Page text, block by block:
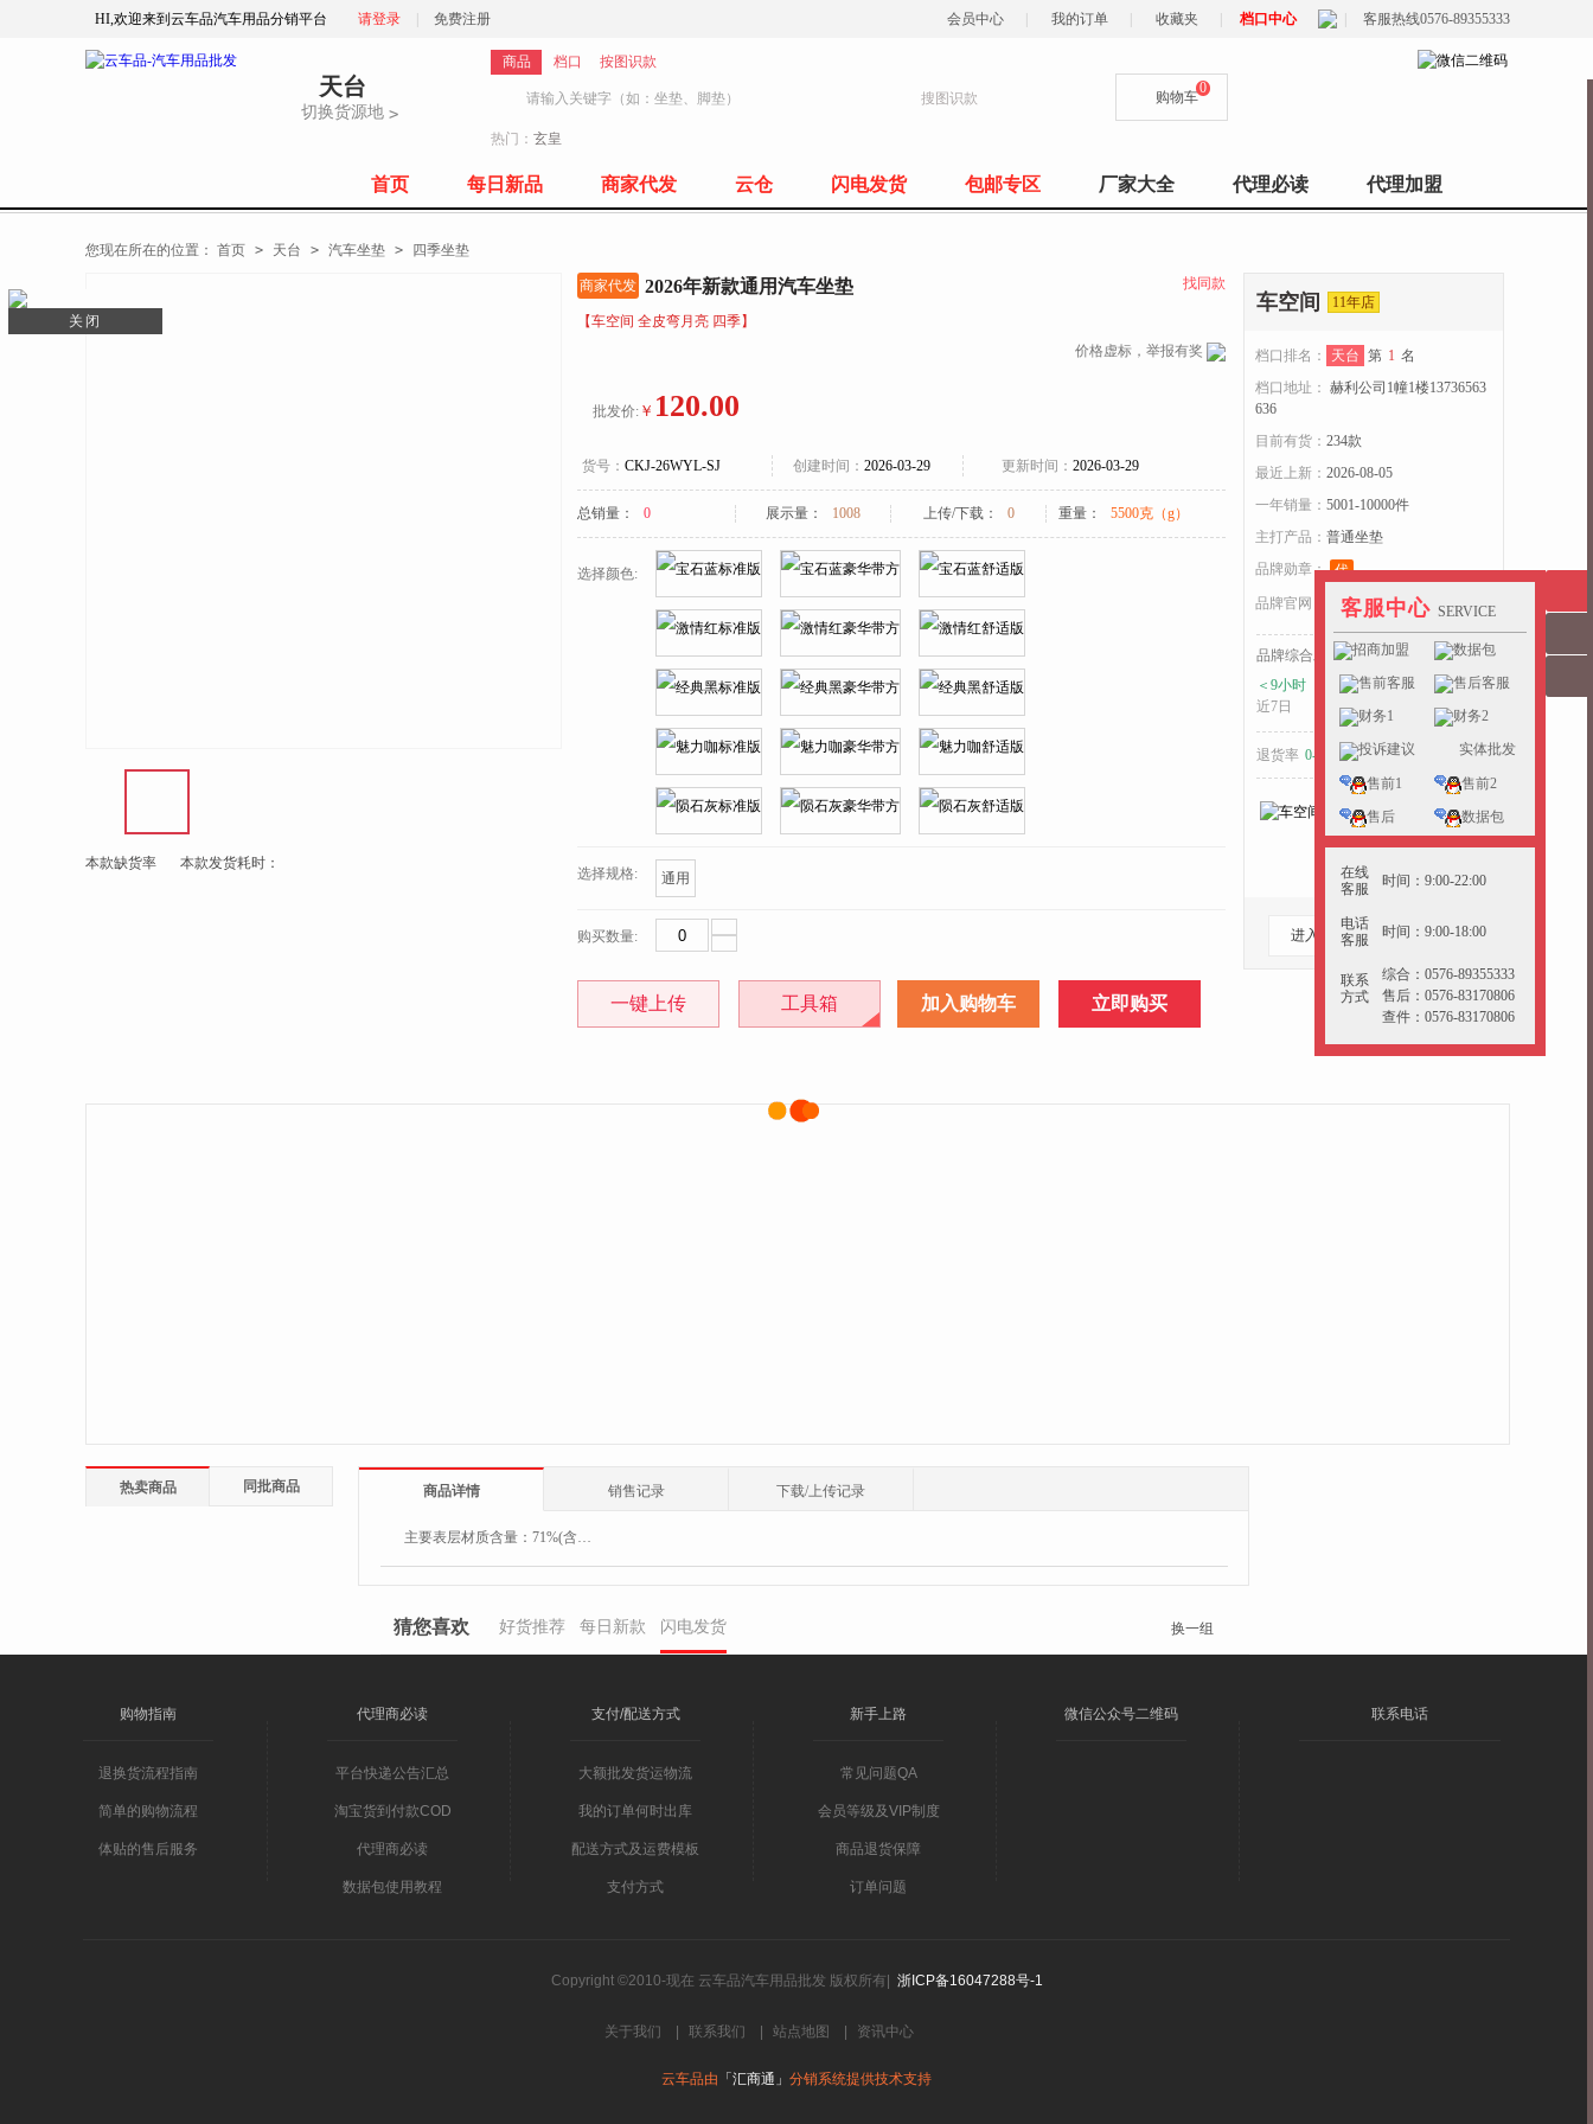
HI,欢迎来到云车品汽车用品分销平台 请登录 免费注册 会员中心 我的订单 收藏夹 档口中心 客服热线0576-89355333
天台
切换货源地 >
商品 档口 按图识款
搜图识款
热门： 玄皇
购物车
0
首页 每日新品 商家代发 云仓 闪电发货 包邮专区 厂家大全 代理必读 代理加盟
您现在所在的位置： 首页 > 天台 > 汽车坐垫 > 四季坐垫
本款缺货率 本款发货耗时：
商家代发 2026年新款通用汽车坐垫 找同款
【车空间 全皮弯月亮 四季】
价格虚标，举报有奖
批发价:￥ 120.00
货号： CKJ-26WYL-SJ 创建时间： 2026-03-29 更新时间： 2026-03-29
总销量： 0 展示量： 1008 上传/下载： 0 重量： 5500克（g）
选择颜色:
选择规格: 通用
购买数量:
一键上传 工具箱 加入购物车 立即购买
车空间 11年店
档口排名： 天台 第 1 名
档口地址： 赫利公司1幢1楼13736563
636
目前有货： 234款
最近上新： 2026-08-05
一年销量： 5001-10000件
主打产品： 普通坐垫
品牌勋章： 代
品牌官网：
ckj.yunchepin.cn
品牌综合发货耗时：
＜9小时
近7日
＜9小时
近15日
＜12小时
近30日
退货率 0-5% 好于 33%
进入档口 收藏档口
热卖商品 同批商品 商品详情 销售记录 下载/上传记录
主要表层材质含量： 71%(含)-80%(含)
猜您喜欢 好货推荐 每日新款 闪电发货 换一组
购物指南
退换货流程指南
简单的购物流程
体贴的售后服务
代理商必读
平台快递公告汇总
淘宝货到付款COD
代理商必读
数据包使用教程
支付/配送方式
大额批发货运物流
我的订单何时出库
配送方式及运费模板
支付方式
新手上路
常见问题QA
会员等级及VIP制度
商品退货保障
订单问题
微信公众号二维码 联系电话
Copyright ©2010-现在 云车品汽车用品批发 版权所有| 浙ICP备16047288号-1
关于我们 联系我们 站点地图 资讯中心
云车品由 「汇商通」 分销系统提供技术支持
关闭
客服中心 SERVICE
招商加盟 数据包
售前客服 售后客服
财务1 财务2
投诉建议 实体批发
售前1 售前2
售后 数据包
在线
客服
时间：9:00-22:00
电话
客服
时间：9:00-18:00
联系
方式
综合：0576-89355333
售后：0576-83170806
查件：0576-83170806